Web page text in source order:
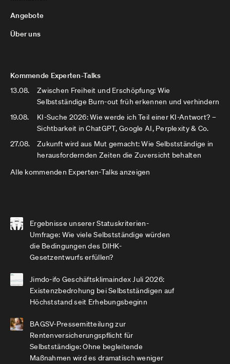
Angebote
Über uns
Kommende Experten-Talks
13.08.
Zwischen Freiheit und Erschöpfung: Wie
Selbstständige Burn-out früh erkennen und verhindern
19.08.
KI-Suche 2026: Wie werde ich Teil einer KI-Antwort? –
Sichtbarkeit in ChatGPT, Google AI, Perplexity & Co.
27.08.
Zukunft wird aus Mut gemacht: Wie Selbstständige in
herausfordernden Zeiten die Zuversicht behalten
Alle kommenden Experten-Talks anzeigen
Ergebnisse unserer Statuskriterien-
Umfrage: Wie viele Selbstständige würden
die Bedingungen des DIHK-
Gesetzentwurfs erfüllen?
Jimdo-ifo Geschäftsklimaindex Juli 2026:
Existenzbedrohung bei Selbstständigen auf
Höchststand seit Erhebungsbeginn
BAGSV-Pressemitteilung zur
Rentenversicherungspflicht für
Selbstständige: Ohne begleitende
Maßnahmen wird es dramatisch weniger